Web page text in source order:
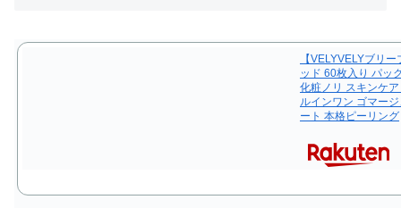
【VELYVELYブリ
ッド 60枚入り パッ
化粧ノリ スキンケ
ルインワン ゴマー
ート 本格ピーリング